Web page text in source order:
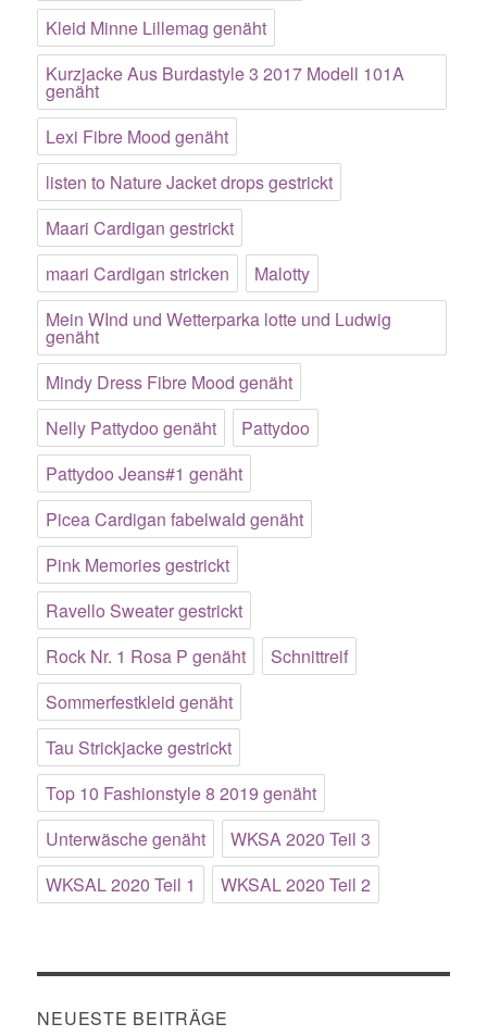
Kleid Minne Lillemag genäht
Kurzjacke Aus Burdastyle 3 2017 Modell 101A
genäht
Lexi Fibre Mood genäht
listen to Nature Jacket drops gestrickt
Maari Cardigan gestrickt
maari Cardigan stricken
Malotty
Mein WInd und Wetterparka lotte und Ludwig
genäht
Mindy Dress Fibre Mood genäht
Nelly Pattydoo genäht
Pattydoo
Pattydoo Jeans#1 genäht
Picea Cardigan fabelwald genäht
Pink Memories gestrickt
Ravello Sweater gestrickt
Rock Nr. 1 Rosa P genäht
Schnittreif
Sommerfestkleid genäht
Tau Strickjacke gestrickt
Top 10 Fashionstyle 8 2019 genäht
Unterwäsche genäht
WKSA 2020 Teil 3
WKSAL 2020 Teil 1
WKSAL 2020 Teil 2
NEUESTE BEITRÄGE